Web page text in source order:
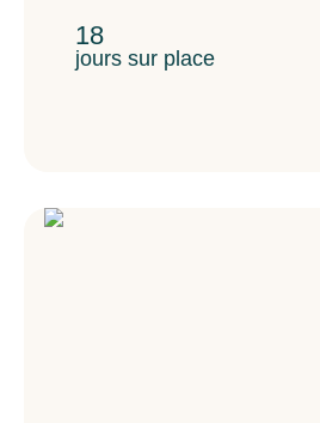
18
jours sur place